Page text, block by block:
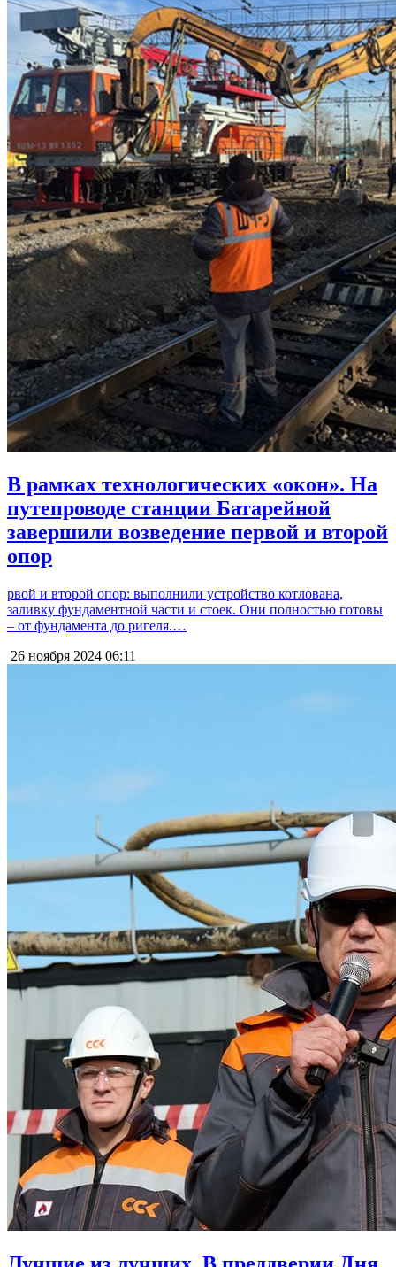
В рамках технологических «окон». На
путепроводе станции Батарейной
завершили возведение первой и второй
опор
рвой и второй опор: выполнили устройство котлована,
заливку фундаментной части и стоек. Они полностью готовы
– от фундамента до ригеля.…
26 ноября 2024 06:11